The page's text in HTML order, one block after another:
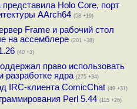
Holo Core, порт
AArch64 (58 +19)
Frame и рабочий стол
на ассемблере (201 +38)
(40 +3)
право использовать
разработке ядра (275 +34)
IRC-клиента ComicChat (49 +31)
Perl 5.44 (115 +26)